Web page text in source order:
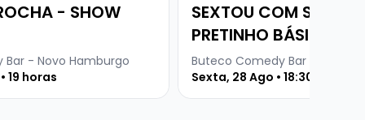
- SHOW
- Novo Hamburgo
19 horas
SEXTOU COM
PRETINHO BÁSICO
Buteco Comedy Bar - Novo
Sexta, 28 Ago • 18:30